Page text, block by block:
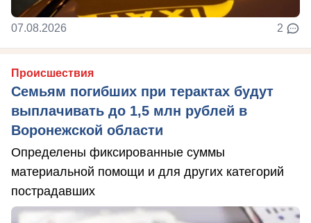
07.08.2026 2
Происшествия
Семьям погибших при терактах будут
выплачивать до 1,5 млн рублей в
Воронежской области
Определены фиксированные суммы
материальной помощи и для других категорий
пострадавших